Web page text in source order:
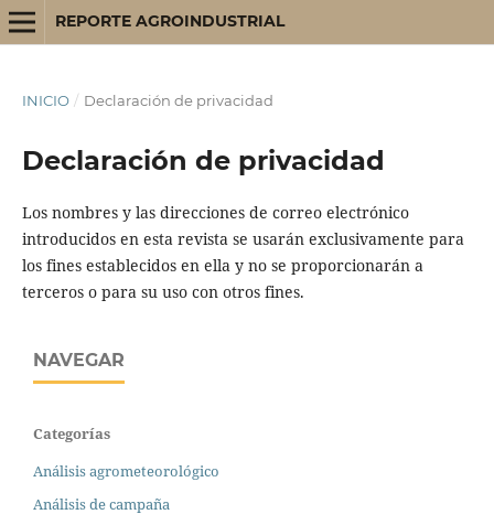
REPORTE AGROINDUSTRIAL
INICIO / Declaración de privacidad
Declaración de privacidad
Los nombres y las direcciones de correo electrónico
introducidos en esta revista se usarán exclusivamente para
los fines establecidos en ella y no se proporcionarán a
terceros o para su uso con otros fines.
NAVEGAR
Categorías
Análisis agrometeorológico
Análisis de campaña